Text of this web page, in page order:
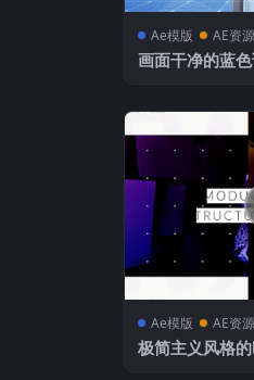
Ae模版 AE资源
画面干净的蓝色
Ae模版 AE资源
极简主义风格